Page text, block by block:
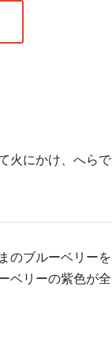
火にかけ、へらで
のブルーベリーを
ベリーの紫色が全